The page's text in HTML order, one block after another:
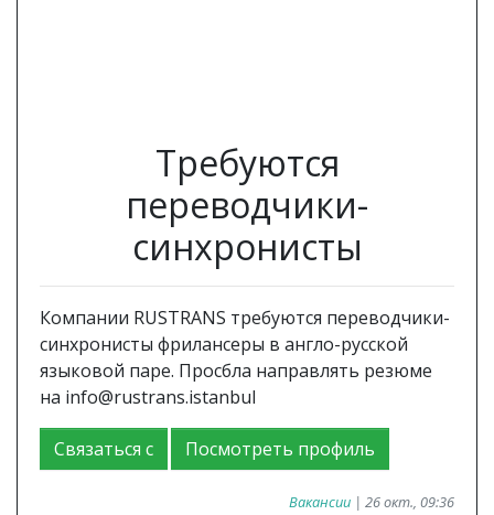
Требуются
переводчики-
синхронисты
Компании RUSTRANS требуются переводчики-
синхронисты фрилансеры в англо-русской
языковой паре. Просбла направлять резюме
на info@rustrans.istanbul
Связаться с Посмотреть профиль
Вакансии | 26 окт., 09:36